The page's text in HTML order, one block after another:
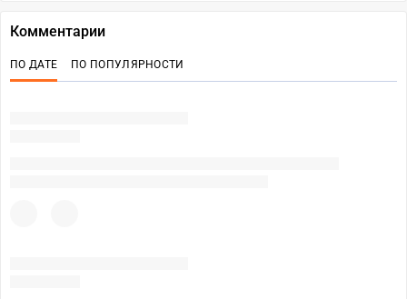
Комментарии
ПО ДАТЕ ПО ПОПУЛЯРНОСТИ